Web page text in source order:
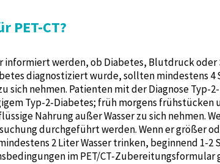
PET-CT?
informiert werden, ob Diabetes, Blutdruck
diagnostiziert wurde, sollten mindestens
sich nehmen. Patienten mit der Diagnose
Typ-2-Diabetes; früh morgens
Nahrung außer Wasser zu sich nehmen.
durchgeführt werden. Wenn er größer
2 Liter Wasser trinken, beginnend 1-2
im PET/CT-Zubereitungsformular